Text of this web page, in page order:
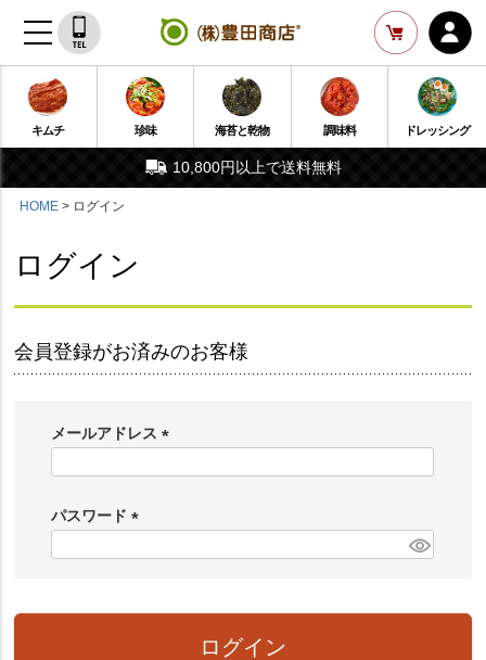
キムチ 珍味 海苔と乾物 調味料 ドレッシング
10,800円以上で送料無料
HOME ログイン
ログイン
会員登録がお済みのお客様
メールアドレス
パスワード
ログイン